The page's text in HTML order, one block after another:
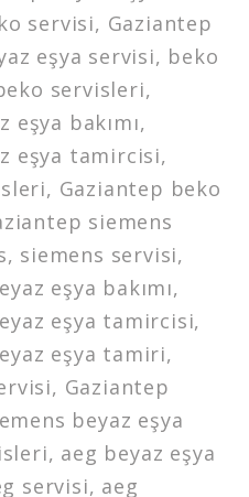
servisi, Gaziantep
eşya servisi, beko
servisleri,
eşya bakımı,
eşya tamircisi,
Gaziantep beko
siemens
siemens servisi,
eşya bakımı,
eşya tamircisi,
eşya tamiri,
Gaziantep
beyaz eşya
aeg beyaz eşya
servisi, aeg